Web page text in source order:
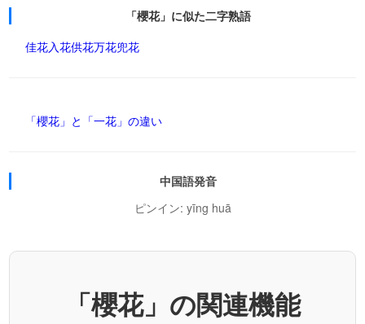
「櫻花」に似た二字熟語
佳花入花供花万花兜花
「櫻花」と「一花」の違い
中国語発音
ピンイン: yīng huā
「櫻花」の関連機能